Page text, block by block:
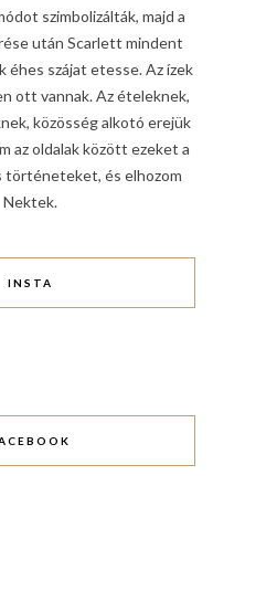
szimbolizálták, majd a
után Scarlett mindent
éhes szájat etesse. Az ízek
ott vannak. Az ételeknek,
közösség alkotó erejük
az oldalak között ezeket a
történeteket, és elhozom
Nektek.
INSTA